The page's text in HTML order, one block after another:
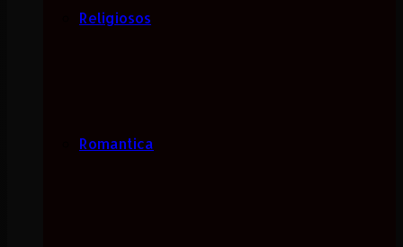
Religiosos
Romantica